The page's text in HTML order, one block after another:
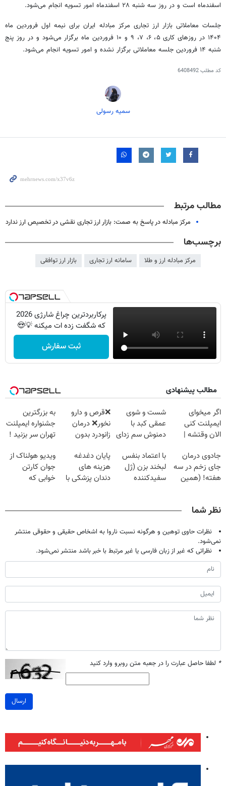
اسفندماه است و در روز سه شنبه ۲۸ اسفندماه امور تسویه انجام می‌شود.
جلسات معاملاتی بازار ارز تجاری مرکز مبادله ایران برای نیمه اول فروردین ماه
۱۴۰۴ در روزهای کاری ۵، ۶، ۷، ۹ و ۱۰ فروردین ماه برگزار می‌شود و در روز پنج
شنبه ۱۴ فروردین جلسه معاملاتی برگزار نشده و امور تسویه انجام می‌شود.
کد مطلب6408492
سمیه رسولی
مطالب مرتبط
مرکز مبادله در پاسخ به صمت: بازار ارز تجاری نقشی در تخصیص ارز ندارد
برچسب‌ها
مرکز مبادله ارز و طلا سامانه ارز تجاری بازار ارز توافقی
پرکاربردترین چراغ شارژی 2026
که شگفت زده ات میکنه 💡😍
ثبت سفارش
مطالب پیشنهادی
اگر میخوای
ایمپلنت کنی
الان وقتشه |
میلیون تومان!!!
شست و شوی
عمقی کبد با
دمنوش سم زدای
❌قرص‌ و دارو
نخور❌ درمان
زانودرد بدون
به بزرگترین
جشنواره ایمپلنت
تهران سر بزنید !
میلیون !
جادوی درمان
جای زخم در سه
هفته! (همین
با اعتماد بنفس
لبخند بزن (ژل
سفیدکننده
پایان دغدغه
هزینه های
دندان پزشکی با
ویدیو هولناک از
جوان کارتن
خوابی که
نظر شما
نظرات حاوی توهین و هرگونه نسبت ناروا به اشخاص حقیقی و حقوقی منتشر
نمی‌شود.
نظراتی که غیر از زبان فارسی یا غیر مرتبط با خبر باشد منتشر نمی‌شود.
* لطفا حاصل عبارت را در جعبه متن روبرو وارد کنید
ارسال